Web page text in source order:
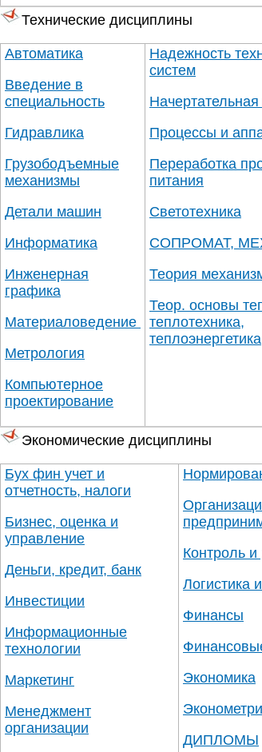
Технические дисциплины
Автоматика
Введение в
специальность
Гидравлика
Грузободъемные
механизмы
Детали машин
Информатика
Инженерная
графика
Материаловедение
Метрология
Компьютерное
проектирование
Надежность
систем
Начертательная
Процессы и
Переработка
питания
Светотехника
СОПРОМАТ,
Теория
Теор. основы
теплотехника,
теплоэнергетика
Экономические дисциплины
Бух фин учет и
отчетность, налоги
Бизнес, оценка и
управление
Деньги, кредит, банк
Инвестиции
Информационные
технологии
Маркетинг
Менеджмент
организации
Контроль и
Логистика
Финансы
Экономика
ДИПЛОМЫ